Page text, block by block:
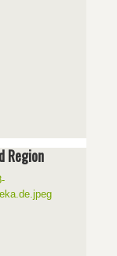
Region